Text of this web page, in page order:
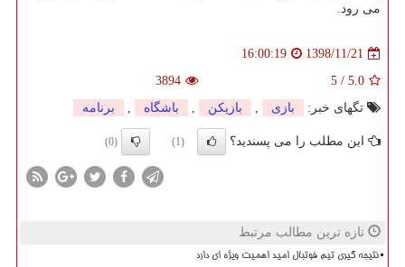
می رود.
1398/11/21
16:00:19
5.0
/
5
3894
تگهای خبر:
بازی , بازیكن , باشگاه , برنامه
این مطلب را می پسندید؟ (1)
(0)
تازه ترین مطالب مرتبط
نتیجه گیری تیم فوتبال امید اهمیت ویژه ای دارد